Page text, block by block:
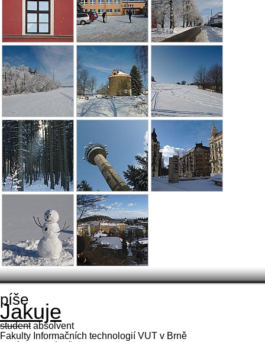
píše
Jakuje
studentabsolvent
Fakulty Informačních technologií VUT v Brně